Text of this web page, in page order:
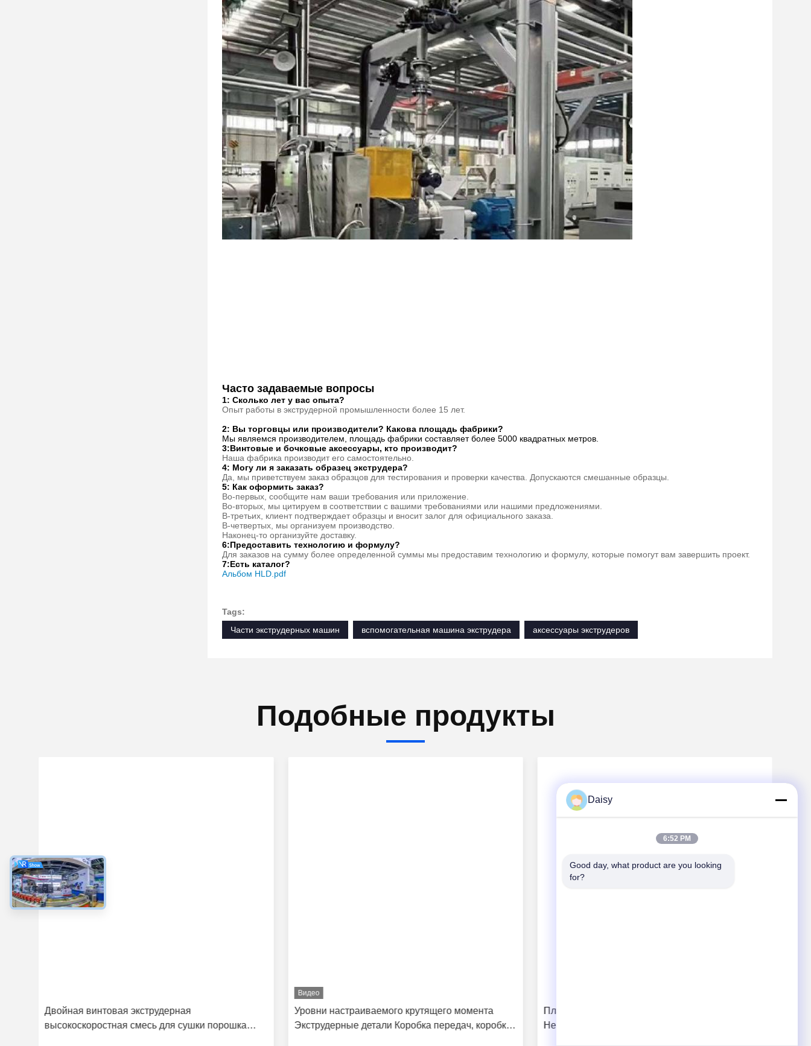
Daisy
6:52 PM
Good day, what product are you looking
for?